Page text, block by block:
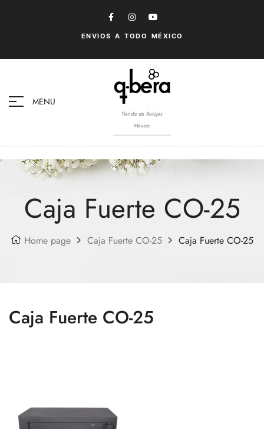
ENVIOS A TODO MÉXICO
MENU
Tienda de Relojes
México
Caja Fuerte CO-25
Home page Caja Fuerte CO-25 Caja Fuerte CO-25
Caja Fuerte CO-25